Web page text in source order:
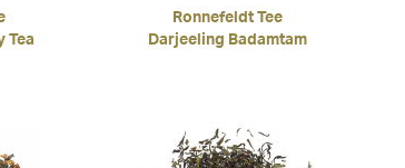
Tea
Ronnefeldt Tee
Darjeeling Badamtam